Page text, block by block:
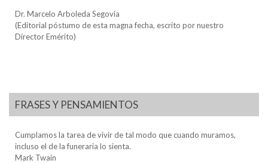
Dr. Marcelo Arboleda Segovia
(Editorial póstumo de esta magna fecha, escrito por nuestro
Director Emérito)
FRASES Y PENSAMIENTOS
Cumplamos la tarea de vivir de tal modo que cuando muramos,
incluso el de la funeraria lo sienta.
Mark Twain